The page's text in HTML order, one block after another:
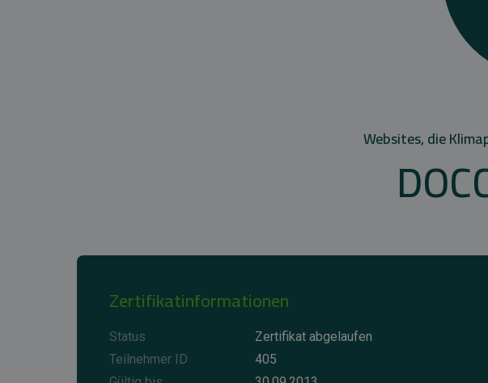
Websites, die
Zertifikatinformationen
Status
Zertifikat abgelaufen
Teilnehmer ID
405